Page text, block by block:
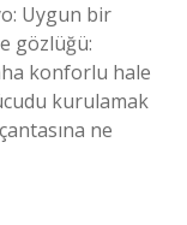
Uygun bir
gözlüğü:
konforlu hale
kurulamak
ne